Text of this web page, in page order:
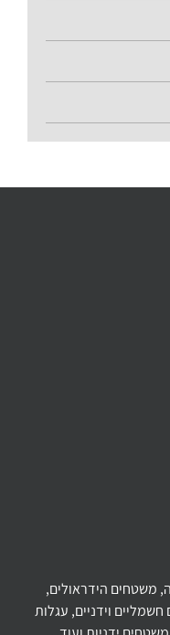
משטחים הידראולים,
וידניים, עגלות